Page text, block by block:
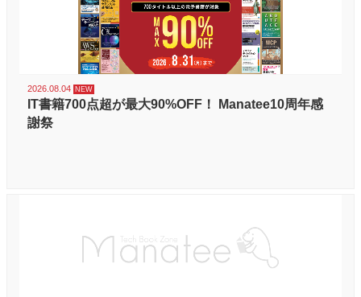
2026.08.04
IT書籍700点超が最大90%OFF！ Manatee10周年感
謝祭